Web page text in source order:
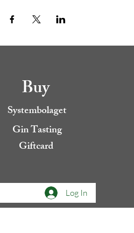
Buy
Systembolaget
Gin Tasting
Giftcard
Log In